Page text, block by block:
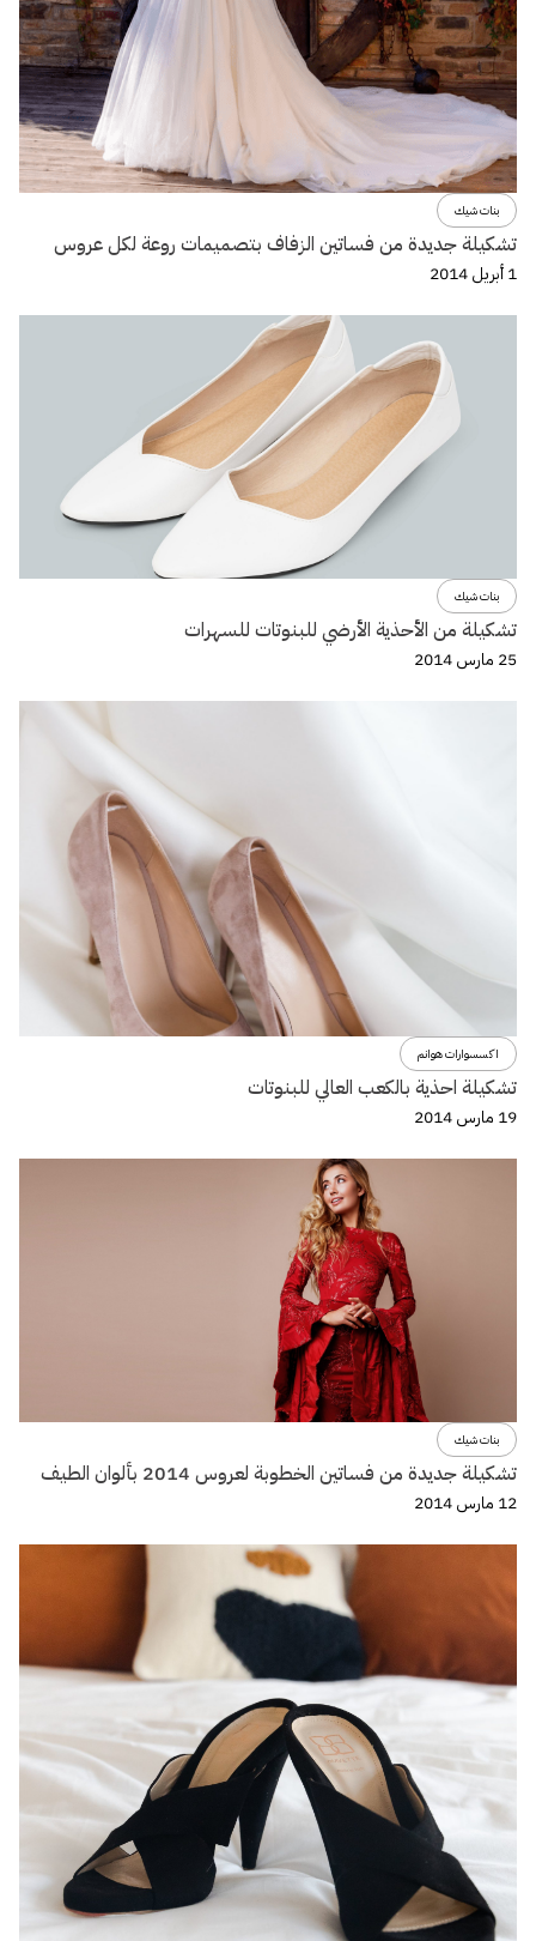
بنات شيك
تشكيلة جديدة من فساتين الزفاف بتصميمات روعة لكل عروس
1 أبريل 2014
بنات شيك
تشكيلة من الأحذية الأرضي للبنوتات للسهرات
25 مارس 2014
اكسسوارات هوانم
تشكيلة احذية بالكعب العالي للبنوتات
19 مارس 2014
بنات شيك
تشكيلة جديدة من فساتين الخطوبة لعروس 2014 بألوان الطيف
12 مارس 2014